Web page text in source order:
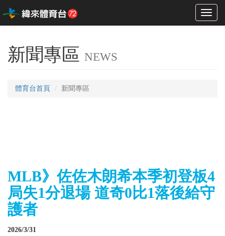
Toggle
新聞專區 NEWS
體育台首頁 新聞專區
MLB》佐佐木朗希本季初登板4
局失1分退場 道奇0比1落後給守
護者
2026/3/31